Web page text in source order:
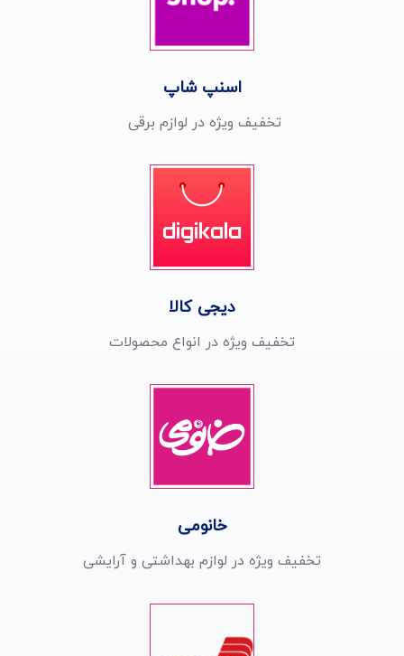
اسنپ شاپ
تخفیف ویژه در لوازم برقی
دیجی کالا
تخفیف ویژه در انواع محصولات
خانومی
تخفیف ویژه در لوازم بهداشتی و آرایشی